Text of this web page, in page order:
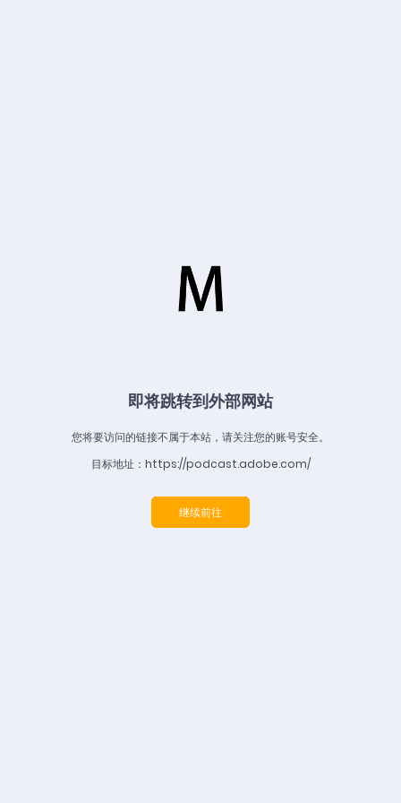
即将跳转到外部网站
您将要访问的链接不属于本站，请关注您的账号安全。
目标地址：https://podcast.adobe.com/
继续前往